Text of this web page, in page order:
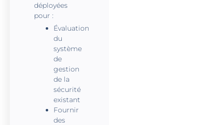
déployées
pour :
Évaluation
du
système
de
gestion
de la
sécurité
existant
Fournir
des